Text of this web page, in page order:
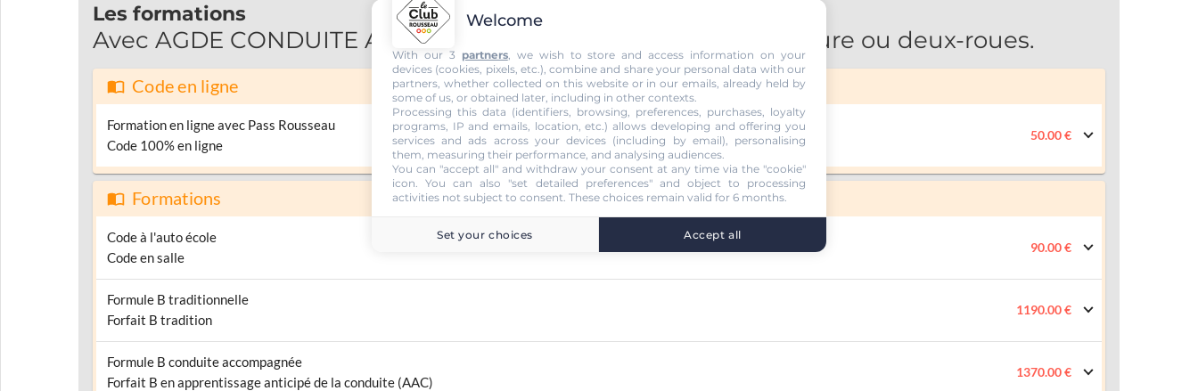
Les formations
Avec AGDE CONDUITE AUTO-ECOLE, passez votre permis voiture ou deux-roues.
Code en ligne
Formation en ligne avec Pass Rousseau
Code 100% en ligne
50.00 €
Formations
Code à l'auto école
Code en salle
90.00 €
Formule B traditionnelle
Forfait B tradition
1190.00 €
Formule B conduite accompagnée
Forfait B en apprentissage anticipé de la conduite (AAC)
1370.00 €
Welcome
With our 3 partners, we wish to store and access information on your
devices (cookies, pixels, etc.), combine and share your personal data with our
partners, whether collected on this website or in our emails, already held by
some of us, or obtained later, including in other contexts.
Processing this data (identifiers, browsing, preferences, purchases, loyalty
programs, IP and emails, location, etc.) allows developing and offering you
services and ads across your devices (including by email), personalising
them, measuring their performance, and analysing audiences.
You can "accept all" and withdraw your consent at any time via the "cookie"
icon. You can also "set detailed preferences" and object to processing
activities not subject to consent. These choices remain valid for 6 months.
Set your choices Accept all